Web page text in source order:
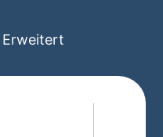
Erweitert